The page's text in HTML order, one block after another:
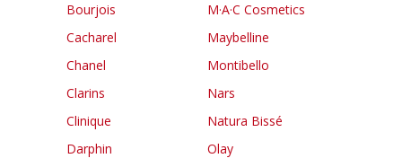
Bourjois
Cacharel
Chanel
Clarins
Clinique
Darphin
M·A·C Cosmetics
Maybelline
Montibello
Nars
Natura Bissé
Olay